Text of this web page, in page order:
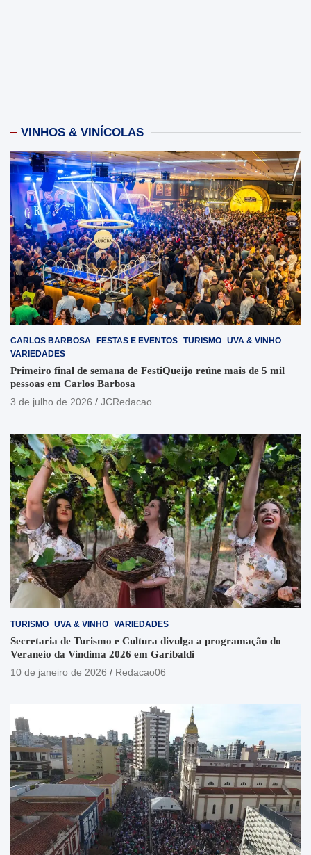
VINHOS & VINÍCOLAS
CARLOS BARBOSA FESTAS E EVENTOS TURISMO UVA & VINHO
VARIEDADES
Primeiro final de semana de FestiQueijo reúne mais de 5 mil
pessoas em Carlos Barbosa
3 de julho de 2026
JCRedacao
TURISMO UVA & VINHO VARIEDADES
Secretaria de Turismo e Cultura divulga a programação do
Veraneio da Vindima 2026 em Garibaldi
10 de janeiro de 2026
Redacao06